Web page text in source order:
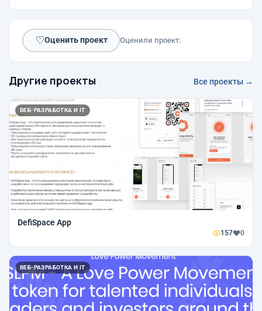
♡Оценить проект Оценили проект:
Другие проекты Все проекты →
ВЕБ-РАЗРАБОТКА И IT
DefiSpace App
157 0
ВЕБ-РАЗРАБОТКА И IT